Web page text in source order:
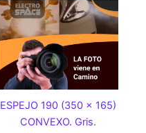
ESPEJO 190 (350 x 165)
CONVEXO. Gris.